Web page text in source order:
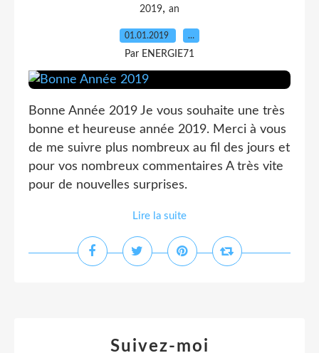
2019, an
01.01.2019 …
Par ENERGIE71
Bonne Année 2019 Je vous souhaite une très
bonne et heureuse année 2019. Merci à vous
de me suivre plus nombreux au fil des jours et
pour vos nombreux commentaires A très vite
pour de nouvelles surprises.
Lire la suite
Suivez-moi